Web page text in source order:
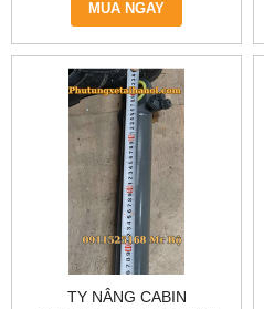
MUA NGAY
TY NÂNG CABIN